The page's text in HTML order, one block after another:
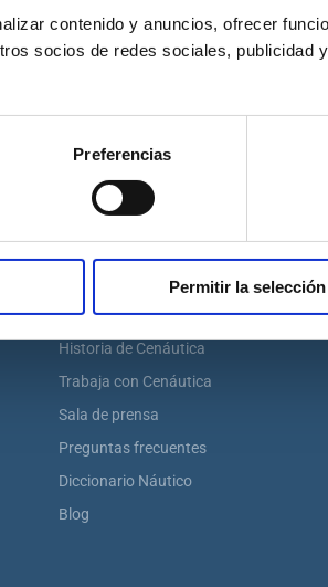
contenido y anuncios, ofrecer
socios de redes sociales, publicidad
Preferencias
Permitir la selección
Cenáutica
Escuela náutica virtual
Contacta con Cenáutica
Historia de Cenáutica
Trabaja con Cenáutica
Sala de prensa
Preguntas frecuentes
Diccionario Náutico
Blog